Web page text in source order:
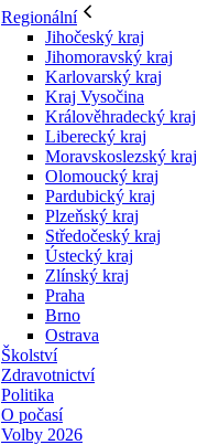
Regionální
Jihočeský kraj
Jihomoravský kraj
Karlovarský kraj
Kraj Vysočina
Králověhradecký kraj
Liberecký kraj
Moravskoslezský kraj
Olomoucký kraj
Pardubický kraj
Plzeňský kraj
Středočeský kraj
Ústecký kraj
Zlínský kraj
Praha
Brno
Ostrava
Školství
Zdravotnictví
Politika
O počasí
Volby 2026